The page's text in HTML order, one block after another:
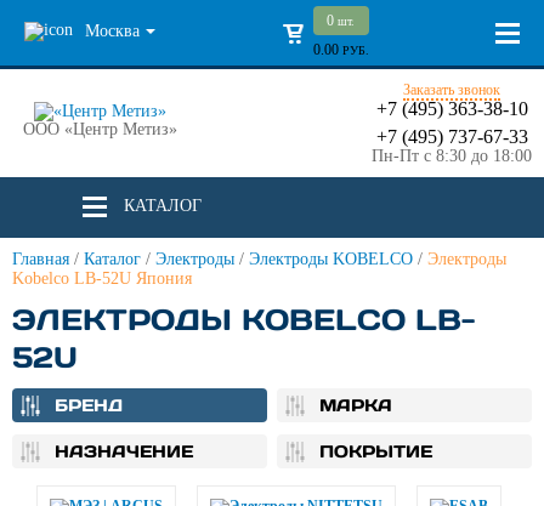
Москва
0 шт.
0.00 РУБ.
ООО «Центр Метиз»
Заказать звонок
+7 (495) 363-38-10
+7 (495) 737-67-33
Пн-Пт с 8:30 до 18:00
КАТАЛОГ
Главная / Каталог / Электроды / Электроды KOBELCO / Электроды
Kobelco LB-52U Япония
ЭЛЕКТРОДЫ KOBELCO LB-
52U
БРЕНД МАРКА
НАЗНАЧЕНИЕ ПОКРЫТИЕ